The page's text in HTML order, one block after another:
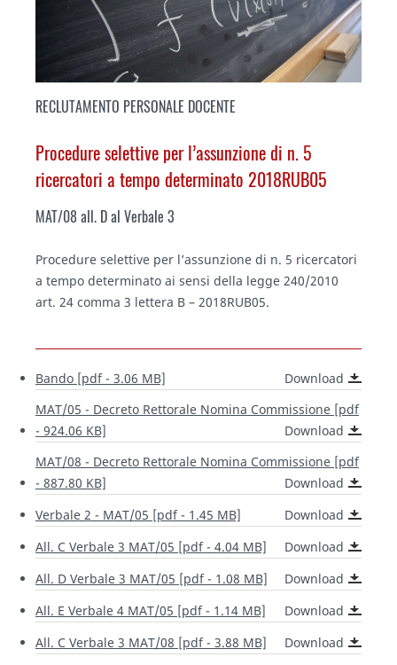
RECLUTAMENTO PERSONALE DOCENTE
Procedure selettive per l’assunzione di n. 5
ricercatori a tempo determinato 2018RUB05
MAT/08 all. D al Verbale 3
Procedure selettive per l’assunzione di n. 5 ricercatori
a tempo determinato ai sensi della legge 240/2010
art. 24 comma 3 lettera B – 2018RUB05.
Bando [pdf - 3.06 MB]
Download
MAT/05 - Decreto Rettorale Nomina Commissione [pdf
- 924.06 KB]
Download
MAT/08 - Decreto Rettorale Nomina Commissione [pdf
- 887.80 KB]
Download
Verbale 2 - MAT/05 [pdf - 1.45 MB]
Download
All. C Verbale 3 MAT/05 [pdf - 4.04 MB]
Download
All. D Verbale 3 MAT/05 [pdf - 1.08 MB]
Download
All. E Verbale 4 MAT/05 [pdf - 1.14 MB]
Download
All. C Verbale 3 MAT/08 [pdf - 3.88 MB]
Download